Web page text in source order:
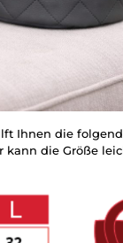
Ihnen die
die Größe